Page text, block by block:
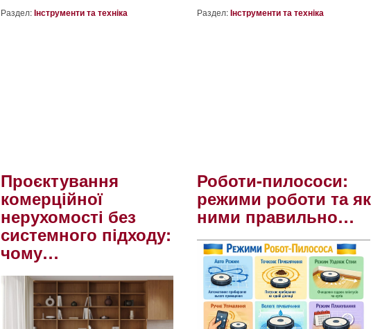
Раздел:Інструменти та техніка Раздел:Інструменти та техніка
Проєктування
комерційної
нерухомості без
системного підходу:
чому…
Роботи-пилососи:
режими роботи та як
ними правильно…